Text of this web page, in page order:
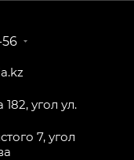
угол ул.
7, угол